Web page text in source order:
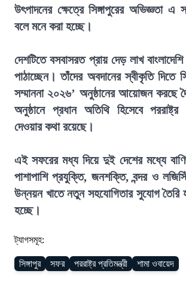
উৎপাদনের ক্ষেত্রে সিঙ্গাপুরের অভিজ্ঞতা
বলে মনে করা হচ্ছে।
দেশটিতে বসবাসরত প্রায় দেড় লাখ
পাঠাচ্ছেন। তাঁদের অবদানের স্বীকৃতি দিতে
সম্মাননা ২০২৬’ অনুষ্ঠানের আয়োজন করছে
অনুষ্ঠানে প্রধান অতিথি হিসেবে পররাষ্ট্র
দেওয়ার কথা রয়েছে।
এই সফরের মধ্য দিয়ে দুই দেশের মধ্যে
পাশাপাশি প্রযুক্তি, জনশক্তি, বন্দর ও
উন্নয়ন খাতে নতুন সহযোগিতার সুযোগ তৈরি
হচ্ছে।
ট্যাগসমূহ:
সিঙ্গাপুর সফর পররাষ্ট্র প্রতিমন্ত্রী শামা ওবায়েদ